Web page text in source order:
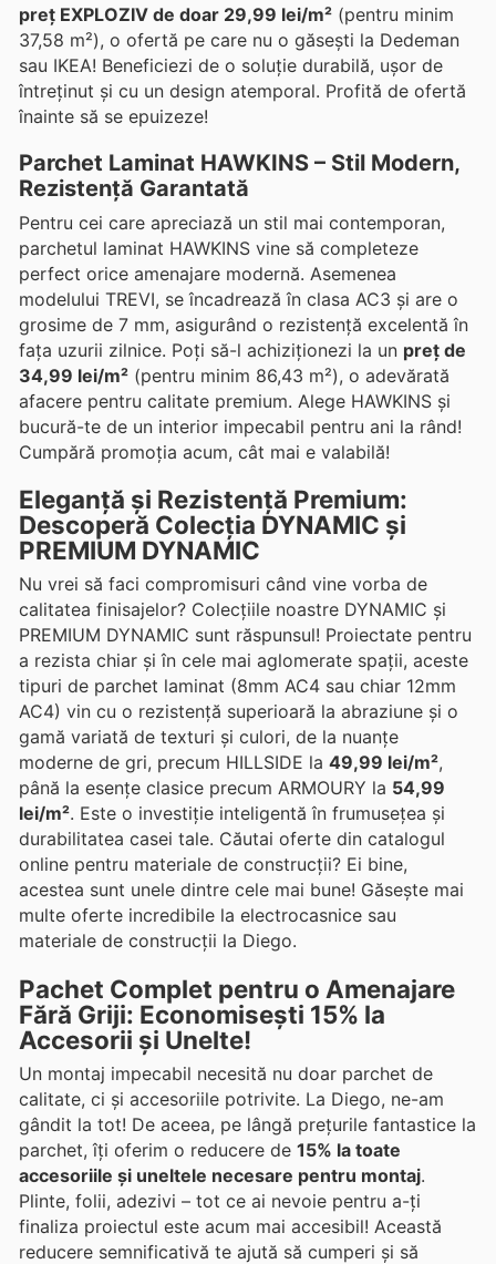
preț EXPLOZIV de doar 29,99 lei/m² (pentru minim
37,58 m²), o ofertă pe care nu o găsești la Dedeman
sau IKEA! Beneficiezi de o soluție durabilă, ușor de
întreținut și cu un design atemporal. Profită de ofertă
înainte să se epuizeze!
Parchet Laminat HAWKINS – Stil Modern,
Rezistență Garantată
Pentru cei care apreciază un stil mai contemporan,
parchetul laminat HAWKINS vine să completeze
perfect orice amenajare modernă. Asemenea
modelului TREVI, se încadrează în clasa AC3 și are o
grosime de 7 mm, asigurând o rezistență excelentă în
fața uzurii zilnice. Poți să-l achiziționezi la un preț de
34,99 lei/m² (pentru minim 86,43 m²), o adevărată
afacere pentru calitate premium. Alege HAWKINS și
bucură-te de un interior impecabil pentru ani la rând!
Cumpără promoția acum, cât mai e valabilă!
Eleganță și Rezistență Premium:
Descoperă Colecția DYNAMIC și
PREMIUM DYNAMIC
Nu vrei să faci compromisuri când vine vorba de
calitatea finisajelor? Colecțiile noastre DYNAMIC și
PREMIUM DYNAMIC sunt răspunsul! Proiectate pentru
a rezista chiar și în cele mai aglomerate spații, aceste
tipuri de parchet laminat (8mm AC4 sau chiar 12mm
AC4) vin cu o rezistență superioară la abraziune și o
gamă variată de texturi și culori, de la nuanțe
moderne de gri, precum HILLSIDE la 49,99 lei/m²,
până la esențe clasice precum ARMOURY la 54,99
lei/m². Este o investiție inteligentă în frumusețea și
durabilitatea casei tale. Căutai oferte din catalogul
online pentru materiale de construcții? Ei bine,
acestea sunt unele dintre cele mai bune! Găsește mai
multe oferte incredibile la electrocasnice sau
materiale de construcții la Diego.
Pachet Complet pentru o Amenajare
Fără Griji: Economisești 15% la
Accesorii și Unelte!
Un montaj impecabil necesită nu doar parchet de
calitate, ci și accesoriile potrivite. La Diego, ne-am
gândit la tot! De aceea, pe lângă prețurile fantastice la
parchet, îți oferim o reducere de 15% la toate
accesoriile și uneltele necesare pentru montaj.
Plinte, folii, adezivi – tot ce ai nevoie pentru a-ți
finaliza proiectul este acum mai accesibil! Această
reducere semnificativă te ajută să cumperi și să